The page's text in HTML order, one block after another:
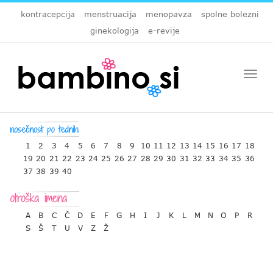
kontracepcija menstruacija menopavza
spolne bolezni
ginekologija
e-revije
1 2 3 4 5 6 7 8 9 10 11 12 13 14 15 16 17 18
19 20 21 22 23 24 25 26 27 28 29 30 31 32 33 34 35 36
37 38 39 40
A B C Č D E F G H I J K L M N O P
R
S
Š T U V Z Ž